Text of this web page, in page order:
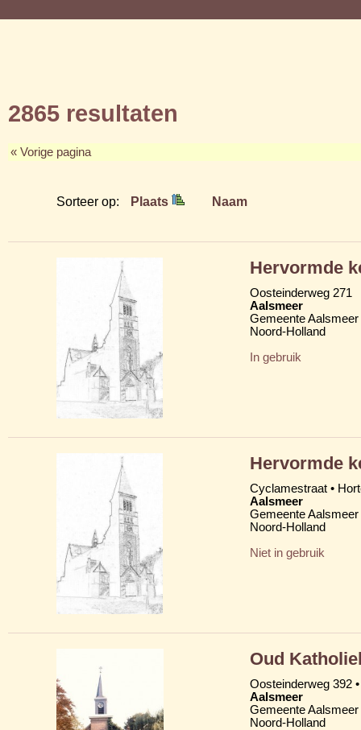
2865 resultaten
« Vorige pagina
Sorteer op: Plaats Naam
Hervormde
Oosteinderweg 271
Aalsmeer
Gemeente Aalsmeer
Noord-Holland
In gebruik
Hervormde
Cyclamestraat •
Aalsmeer
Gemeente Aalsmeer
Noord-Holland
Niet in gebruik
Oud
Oosteinderweg 392
Aalsmeer
Gemeente Aalsmeer
Noord-Holland